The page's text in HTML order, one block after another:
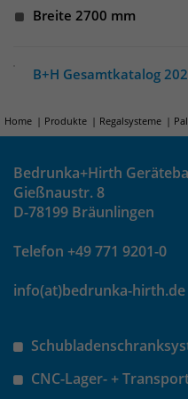
Breite 2700 mm
B+H Gesamtkatalog
Home Produkte Regalsysteme
Bedrunka+Hirth
Gießnaustr. 8
D-78199 Bräunlingen
Telefon +49 771 9201-0
info(at)bedrunka-hirth.de
CNC-Lager- +
um
sind damit
Anbieter
Zweck
Session
_pk_cvar